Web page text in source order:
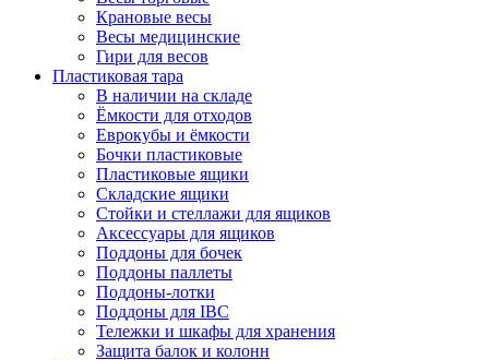
Крановые весы
Весы медицинские
Гири для весов
Пластиковая тара
В наличии на складе
Ёмкости для отходов
Еврокубы и ёмкости
Бочки пластиковые
Пластиковые ящики
Складские ящики
Стойки и стеллажи для ящиков
Аксессуары для ящиков
Поддоны для бочек
Поддоны паллеты
Поддоны-лотки
Поддоны для IBC
Тележки и шкафы для хранения
Защита балок и колонн